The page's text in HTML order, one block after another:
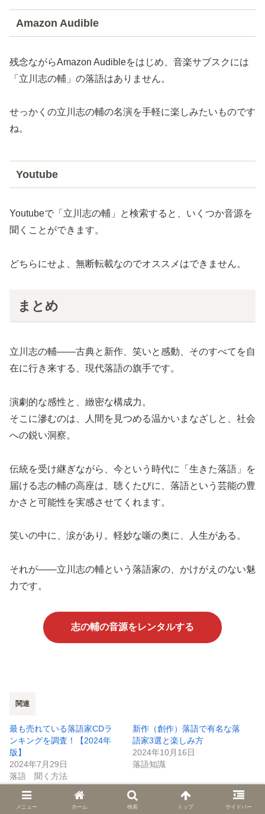
Amazon Audible
残念ながらAmazon Audibleをはじめ、音楽サブスクには
「立川志の輔」の落語はありません。
せっかくの立川志の輔の名演を手軽に楽しみたいものです
ね。
Youtube
Youtubeで「立川志の輔」と検索すると、いくつか音源を
聞くことができます。
どちらにせよ、無断転載なのでオススメはできません。
まとめ
立川志の輔――古典と新作、笑いと感動、そのすべてを自
在に行き来する、現代落語の旗手です。
演劇的な感性と、緻密な構成力。
そこに滲むのは、人間を見つめる温かいまなざしと、社会
への鋭い洞察。
伝統を受け継ぎながら、今という時代に「生きた落語」を
届ける志の輔の高座は、聴くたびに、落語という芸能の豊
かさと可能性を実感させてくれます。
笑いの中に、涙があり。軽妙な噺の奥に、人生がある。
それが――立川志の輔という落語家の、かけがえのない魅
力です。
志の輔の音源をレンタルする
関連
最も売れている落語家CDラ
ンキングを調査！【2024年
版】
2024年7月29日
落語 聞く方法
新作（創作）落語で有名な落
語家3選と楽しみ方
2024年10月16日
落語知識
柳家喬太郎の落語がすごい！
特徴・逸話・おすすめ音源を
メニュー ホーム 検索 トップ サイドバー